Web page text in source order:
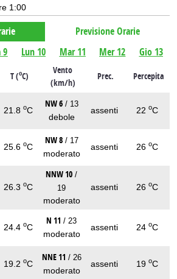
1:00
Previsione Orarie
9 Lun 10 Mar 11 Mer 12 Gio 13
T (oC)
Vento
(km/h)
Prec. Percepita
21.8 oC
NW 6 / 13
debole
assenti 22 oC
25.6 oC
NW 8 / 17
moderato
assenti 26 oC
26.3 oC
NNW 10 /
19
moderato
assenti 26 oC
24.4 oC
N 11 / 23
moderato
assenti 24 oC
19.2 oC
NNE 11 / 26
moderato
assenti 19 oC